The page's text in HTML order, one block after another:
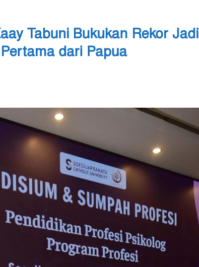
Tabuni Bukukan Rekor Jadi
dari Papua